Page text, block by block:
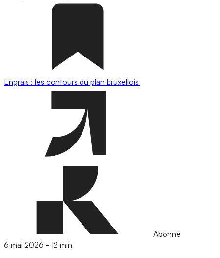
Engrais : les contours du plan bruxellois
Abonné
6 mai 2026 - 12 min